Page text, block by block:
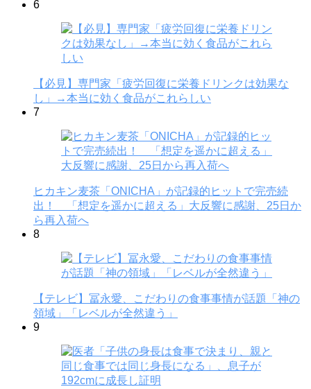
6
【必見】専門家「疲労回復に栄養ドリンクは効果な
し」→本当に効く食品がこれらしい
7
ヒカキン麦茶「ONICHA」が記録的ヒットで完売続
出！ 「想定を遥かに超える」大反響に感謝、25日か
ら再入荷へ
8
【テレビ】冨永愛、こだわりの食事事情が話題「神の
領域」「レベルが全然違う」
9